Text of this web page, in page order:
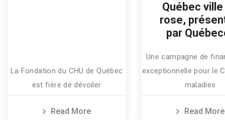
La Fondation du CHU de Québec
est fière de dévoiler
Read More
Québec
rose,
par
Une campagne de
exceptionnelle pour le
maladies
Read More